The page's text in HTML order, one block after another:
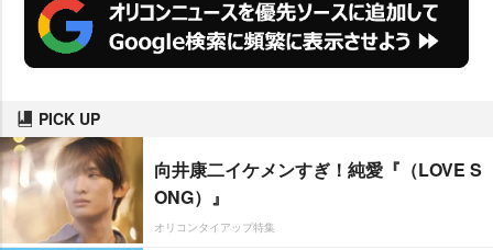
PICK UP
向井康二イケメンすぎ！純愛『（LOVE S
ONG）』
オリコンタイアップ特集